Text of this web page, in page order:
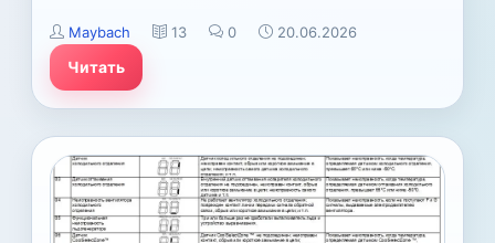
Maybach 13 0 20.06.2026
Читать